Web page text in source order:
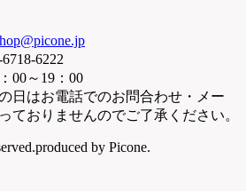
6222
00～19：00
日はお電話でのお問合わせ・メー
ておりませんのでご了承ください。
by Picone.